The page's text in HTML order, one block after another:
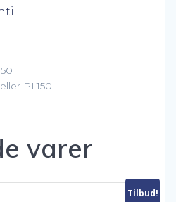
PL150
varer
Tilbud!